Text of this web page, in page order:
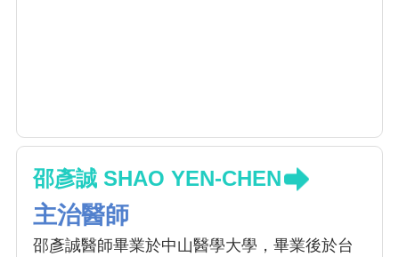
邵彥誠 SHAO YEN-CHEN
主治醫師
邵彥誠醫師畢業於中山醫學大學，畢業後於台